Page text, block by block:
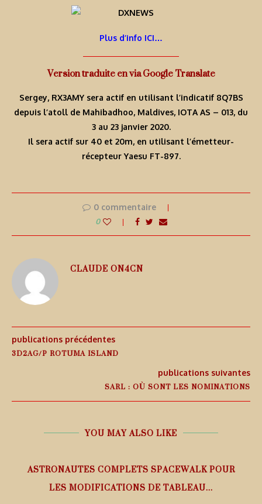
Plus d’info ICI…
Version traduite en via Google Translate
Sergey, RX3AMY sera actif en utilisant l’indicatif 8Q7BS
depuis l’atoll de Mahibadhoo, Maldives, IOTA AS – 013, du
3 au 23 janvier 2020.
Il sera actif sur 40 et 20m, en utilisant l’émetteur-
récepteur Yaesu FT-897.
0 commentaire
0
CLAUDE ON4CN
publications précédentes
3D2AG/P ROTUMA ISLAND
publications suivantes
SARL : OÙ SONT LES NOMINATIONS
YOU MAY ALSO LIKE
ASTRONAUTES COMPLETS SPACEWALK POUR
LES MODIFICATIONS DE TABLEAU...